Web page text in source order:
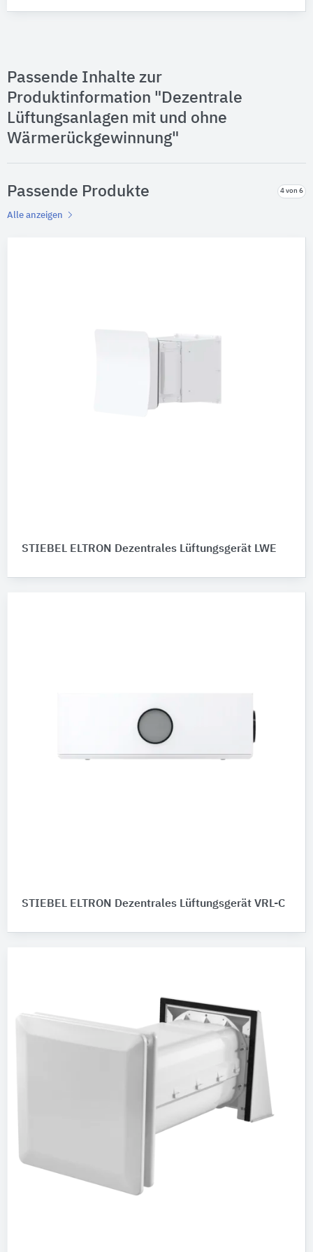
Passende Inhalte zur
Produktinformation "Dezentrale
Lüftungsanlagen mit und ohne
Wärmerückgewinnung"
Passende Produkte 4 von 6
Alle anzeigen
STIEBEL ELTRON Dezentrales Lüftungsgerät LWE
STIEBEL ELTRON Dezentrales Lüftungsgerät VRL-C